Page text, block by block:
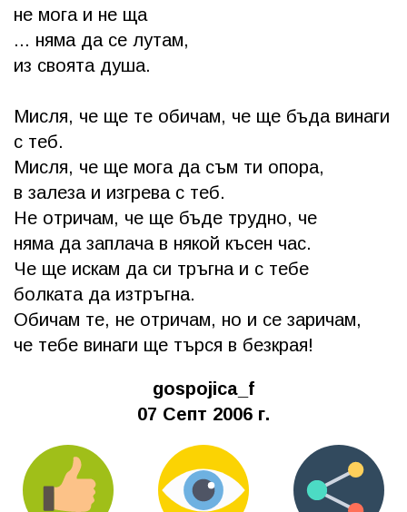
не мога и не ща
... няма да се лутам,
из своята душа.
Мисля, че ще те обичам, че ще бъда винаги
с теб.
Мисля, че ще мога да съм ти опора,
в залеза и изгрева с теб.
Не отричам, че ще бъде трудно, че
няма да заплача в някой късен час.
Че ще искам да си тръгна и с тебе
болката да изтръгна.
Обичам те, не отричам, но и се заричам,
че тебе винаги ще търся в безкрая!
gospojica_f
07 Септ 2006 г.